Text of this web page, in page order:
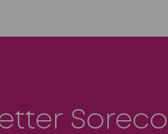
Soreco